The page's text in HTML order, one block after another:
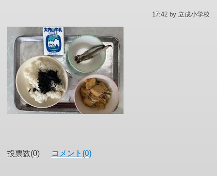
17:42 by 立成小学校
投票数(0) コメント(0)